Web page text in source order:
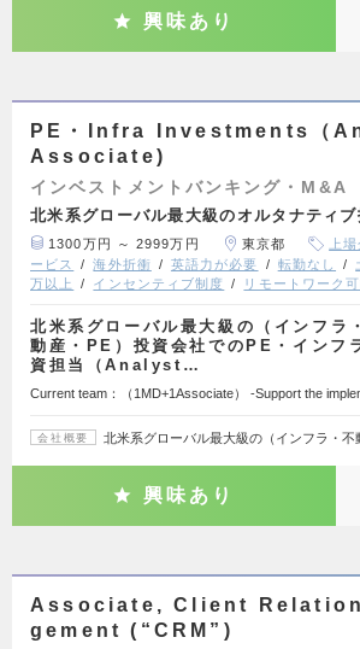
興味あり
PE・Infra Investments（
Associate)
インベストメントバンキング・M&A
北米系グローバル最大級のオルタナティ
1300万円 ～ 2999万円 東京都 上
ービス
海外折衝 英語力が必要 転勤なし
万以上
インセンティブ制度 リモートワーク
北米系グローバル最大級の（インフラ
動産・PE）投資会社でのPE・インフ
資担当（Analyst…
Current team：（1MD+1Associate） -Support the
会社概要 北米系グローバル最大級の（インフラ・不
興味あり
Associate, Client
gement (“CRM”)